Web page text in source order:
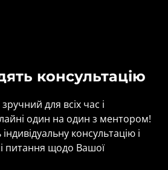
консультацію
для всіх час і
один на один з ментором!
консультацію і
питання щодо Вашої